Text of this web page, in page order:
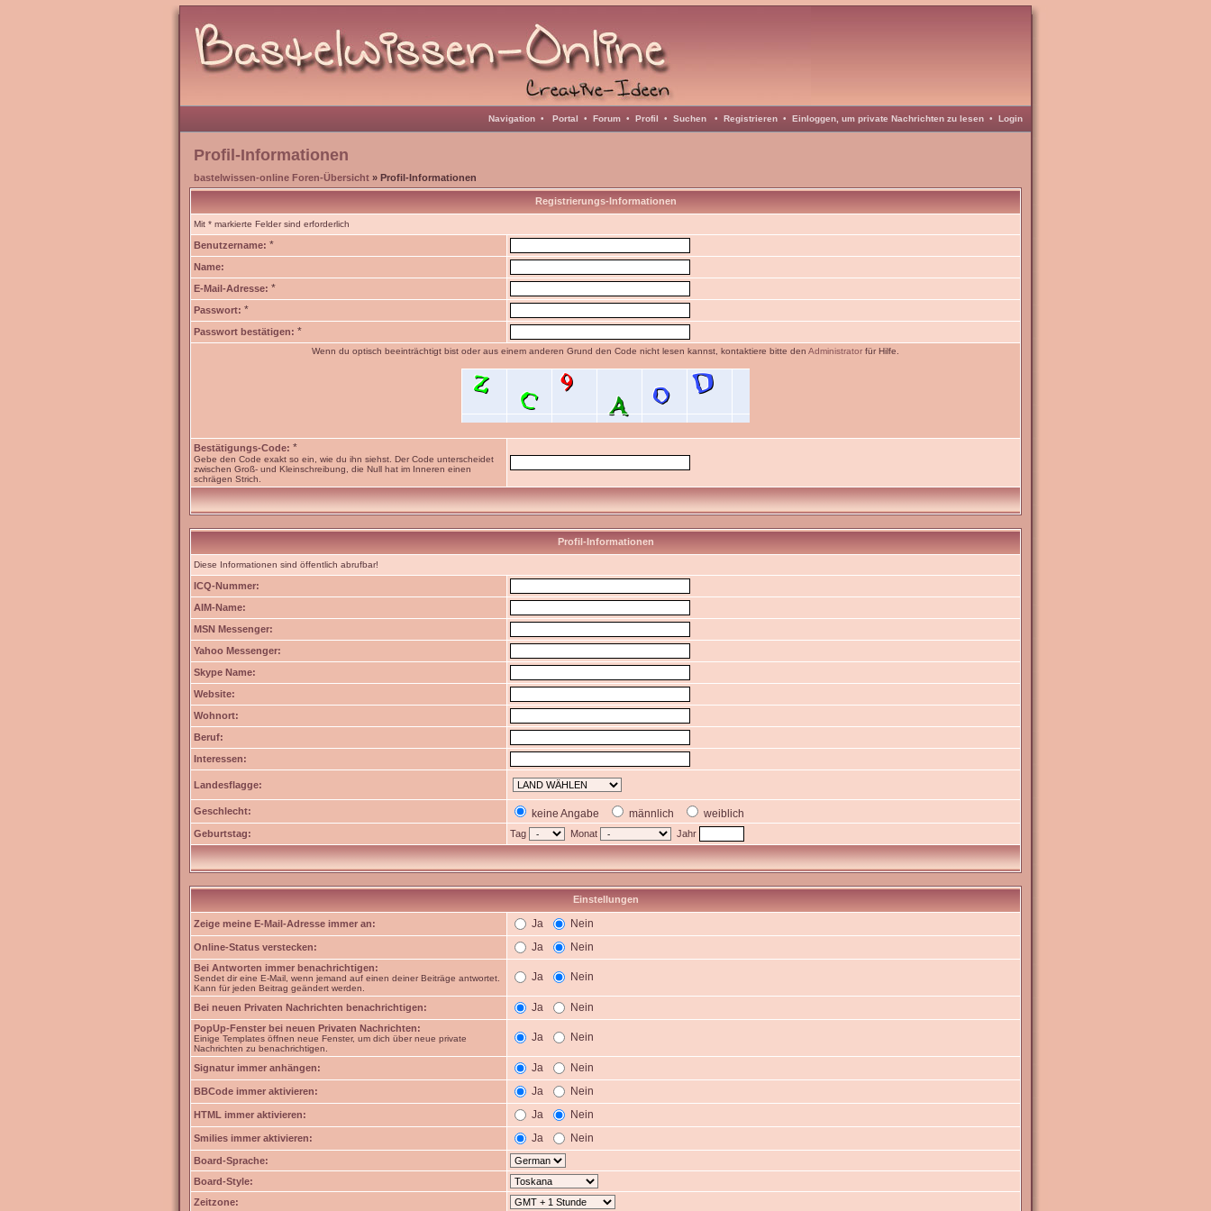
Navigation • Portal • Forum • Profil • Suchen • Registrieren • Einloggen, um private Nachrichten zu lesen • Login
Profil-Informationen
bastelwissen-online Foren-Übersicht » Profil-Informationen
Registrierungs-Informationen
Mit * markierte Felder sind erforderlich
Benutzername: *
Name:
E-Mail-Adresse: *
Passwort: *
Passwort bestätigen: *
Wenn du optisch beeinträchtigt bist oder aus einem anderen Grund den Code nicht lesen kannst, kontaktiere bitte den Administrator für Hilfe.
Bestätigungs-Code: *
Gebe den Code exakt so ein, wie du ihn siehst. Der Code unterscheidet
zwischen Groß- und Kleinschreibung, die Null hat im Inneren einen
schrägen Strich.
Profil-Informationen
Diese Informationen sind öffentlich abrufbar!
ICQ-Nummer:
AIM-Name:
MSN Messenger:
Yahoo Messenger:
Skype Name:
Website:
Wohnort:
Beruf:
Interessen:
Landesflagge:
Geschlecht: keine Angabe männlich weiblich
Geburtstag: Tag Monat Jahr
Einstellungen
Zeige meine E-Mail-Adresse immer an: Ja Nein
Online-Status verstecken: Ja Nein
Bei Antworten immer benachrichtigen:
Sendet dir eine E-Mail, wenn jemand auf einen deiner Beiträge antwortet.
Kann für jeden Beitrag geändert werden.
Ja Nein
Bei neuen Privaten Nachrichten benachrichtigen: Ja Nein
PopUp-Fenster bei neuen Privaten Nachrichten:
Einige Templates öffnen neue Fenster, um dich über neue private
Nachrichten zu benachrichtigen.
Ja Nein
Signatur immer anhängen: Ja Nein
BBCode immer aktivieren: Ja Nein
HTML immer aktivieren: Ja Nein
Smilies immer aktivieren: Ja Nein
Board-Sprache:
Board-Style:
Zeitzone: